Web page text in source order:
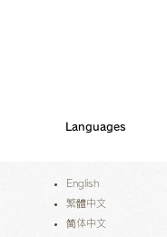
Languages
English
繁體中文
简体中文